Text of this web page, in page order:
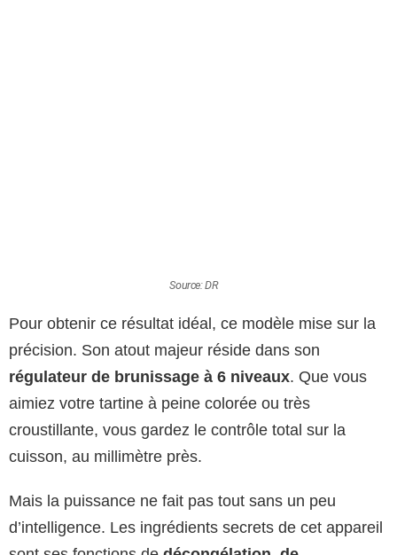
Source: DR
Pour obtenir ce résultat idéal, ce modèle mise sur la
précision. Son atout majeur réside dans son
régulateur de brunissage à 6 niveaux. Que vous
aimiez votre tartine à peine colorée ou très
croustillante, vous gardez le contrôle total sur la
cuisson, au millimètre près.
Mais la puissance ne fait pas tout sans un peu
d’intelligence. Les ingrédients secrets de cet appareil